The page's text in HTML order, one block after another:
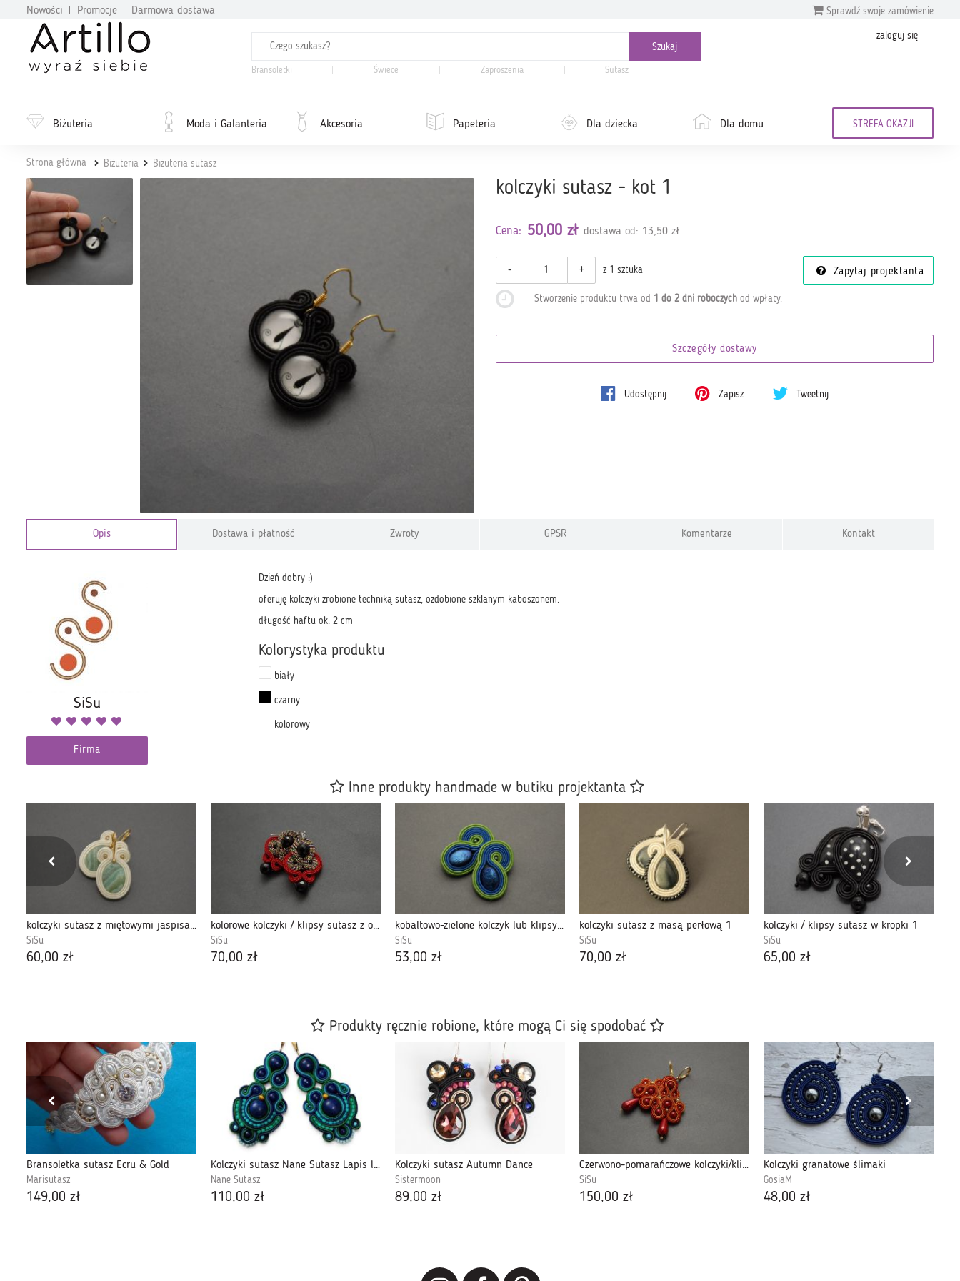
Nowości Promocje Darmowa dostawa Sprawdź swoje zamówienie
Bransoletki Świece Zaproszenia Sutasz
zaloguj się
Biżuteria Moda i Galanteria Akcesoria Papeteria Dla dziecka Dla domu STREFA OKAZJI
Strona główna Biżuteria Biżuteria sutasz
kolczyki sutasz - kot 1
Cena: 50,00 zł dostawa od: 13,50 zł
- + z 1 sztuka Zapytaj projektanta
Stworzenie produktu trwa od 1 do 2 dni roboczychod wpłaty.
Szczegóły dostawy
Udostępnij Zapisz Tweetnij
Opis Dostawa i płatność Zwroty GPSR Komentarze Kontakt
Dzień dobry :)
oferuję kolczyki zrobione techniką sutasz, ozdobione szklanym kaboszonem.
długość haftu ok. 2 cm
Kolorystyka produktu
biały
czarny
kolorowy
SiSu
Firma
Inne produkty handmade w butiku projektanta
kolczyki sutasz z miętowymi jaspisami
SiSu
60,00 zł
kolorowe kolczyki / klipsy sutasz z onyksami 1
SiSu
70,00 zł
kobaltowo-zielone kolczyk lub klipsy sutasz
SiSu
53,00 zł
kolczyki sutasz z masą perłową 1
SiSu
70,00 zł
kolczyki / klipsy sutasz w kropki 1
SiSu
65,00 zł
Produkty ręcznie robione, które mogą Ci się spodobać
Bransoletka sutasz Ecru & Gold
Marisutasz
149,00 zł
Kolczyki sutasz Nane Sutasz Lapis lazuli
Nane Sutasz
110,00 zł
Kolczyki sutasz Autumn Dance
Sistermoon
89,00 zł
Czerwono-pomarańczowe kolczyki/klipsy sutasz
SiSu
150,00 zł
Kolczyki granatowe ślimaki
GosiaM
48,00 zł